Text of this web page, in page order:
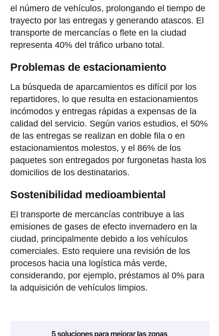
el número de vehículos, prolongando el tiempo de
trayecto por las entregas y generando atascos. El
transporte de mercancías o flete en la ciudad
representa 40% del tráfico urbano total.
Problemas de estacionamiento
La búsqueda de aparcamientos es difícil por los
repartidores, lo que resulta en estacionamientos
incómodos y entregas rápidas a expensas de la
calidad del servicio. Según varios estudios, el 50%
de las entregas se realizan en doble fila o en
estacionamientos molestos, y el 86% de los
paquetes son entregados por furgonetas hasta los
domicilios de los destinatarios.
Sostenibilidad medioambiental
El transporte de mercancías contribuye a las
emisiones de gases de efecto invernadero en la
ciudad, principalmente debido a los vehículos
comerciales. Esto requiere una revisión de los
procesos hacia una logística más verde,
considerando, por ejemplo, préstamos al 0% para
la adquisición de vehículos limpios.